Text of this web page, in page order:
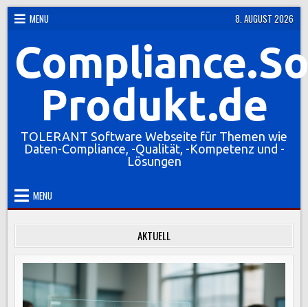
Skip
content
MENU 8. AUGUST 2026
Produkt.de
TOLERANT Software Webseite für Themen wie
Daten-Compliance, -Qualität, -Kompetenz und -
Lösungen
MENU
AKTUELL